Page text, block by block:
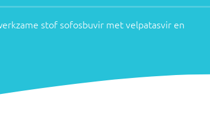
stofsofosbuvir met velpatasvir en